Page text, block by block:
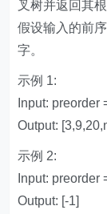
叉树并返回其根
假设输入的前
字。
示例 1:
Input: preorder
Output:
示例 2:
Input: preorder
Output: [-1]